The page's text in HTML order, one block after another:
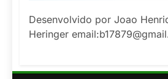
Desenvolvido por Joao
Heringer